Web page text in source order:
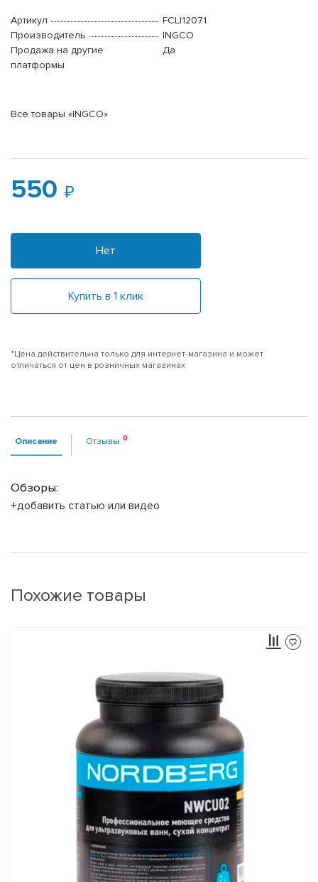
Артикул
FCLI12071
Производитель
INGCO
Продажа на другие
платформы
Да
Все товары «INGCO»
550
Нет
Купить в 1 клик
*Цена действительна только для интернет-магазина и может
отличаться от цен в розничных магазинах
Описание Отзывы
Обзоры:
+добавить статью или видео
Похожие товары